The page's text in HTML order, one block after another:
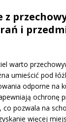
z
i
warto
umieścić pod
odporne na
ochronę
pozwala na
więcej